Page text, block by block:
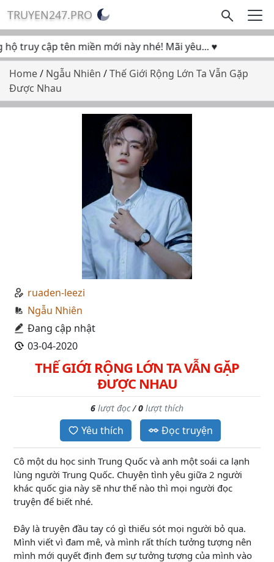
TRUYEN247.PRO
truy cập tên miền mới này nhé! Mãi yêu... ♥
Home/ Ngẫu Nhiên /Thế Giới Rộng Lớn Ta Vẫn Gặp
Được Nhau
ruaden-leezi
Ngẫu Nhiên
Đang cập nhật
03-04-2020
THẾ GIỚI RỘNG LỚN TA VẪN GẶP
ĐƯỢC NHAU
6 lượt đọc/0 lượt thích
Yêu thích Đọc truyện
Cô một du học sinh Trung Quốc và anh một soái ca lạnh
lùng người Trung Quốc. Chuyện tình yêu giữa 2 người
khác quốc gia này sẽ như thế nào thì mọi người đọc
truyện để biết nhé.
Đây là truyện đầu tay có gì thiếu sót mọi người bỏ qua.
Mình viết vì đam mê, và mình rất thích tưởng tượng nên
mình mới quyết định đem sự tưởng tượng của mình vào